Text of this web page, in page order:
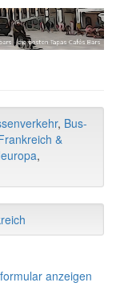
, Bus-
&
,
anzeigen